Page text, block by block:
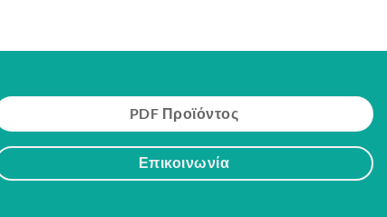
PDF Προϊόντος
Επικοινωνία